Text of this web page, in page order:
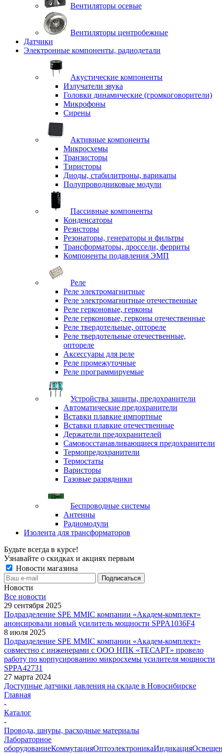
Вентиляторы осевые
Вентиляторы центробежные
Датчики
Электронные компоненты, радиодетали
Акустические компоненты
Излучатели звука
Головки динамические (громкоговорители)
Микрофоны
Сирены
Активные компоненты
Микросхемы
Транзисторы
Тиристоры
Диоды, стабилитроны, варикапы
Полупроводниковые модули
Пассивные компоненты
Конденсаторы
Резисторы
Резонаторы, генераторы и фильтры
Трансформаторы, дроссели, ферриты
Компоненты подавления ЭМП
Реле
Реле электромагнитные
Реле электромагнитные отечественные
Реле герконовые, герконы
Реле герконовые, герконы отечественные
Реле твердотельные, оптореле
Реле твердотельные отечественные,
оптореле
Аксессуары для реле
Реле промежуточные
Реле программируемые
Устройства защиты, предохранители
Автоматические предохранители
Вставки плавкие импортные
Вставки плавкие отечественные
Держатели предохранителей
Самовосстанавливающиеся предохранители
Термопредохранители
Термостаты
Варисторы
Газовые разрядники
Беспроводные системы
Антенны
Радиомодули
Изолента для трансформаторов
Будьте всегда в курсе!
Узнавайте о скидках и акциях первым
Новости магазина
Новости
Все новости
29 сентября 2025
Подразделение SPE MMIC компании «Академ-комплект»
анонсировали новый усилитель мощности SPPA1036F4
8 июля 2025
Подразделение SPE MMIC компании «Академ-комплект»
совместно с инженерами с ООО НПК «ТЕСАРТ» провело
работу по корпусированию микросхемы усилителя мощности
SPPA42731
27 марта 2024
Доступные датчики давления на складе в Новосибирске
Главная
-
Каталог
-
Провода, шнуры, расходные материалы
Лабораторное
оборудованиеКоммутацияОптоэлектроникаИндикация